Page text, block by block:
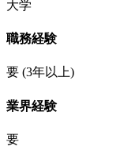
大学
職務経験
要 (3年以上)
業界経験
要